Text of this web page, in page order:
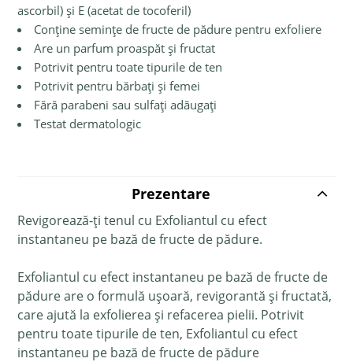
ascorbil) și E (acetat de tocoferil)
Conține semințe de fructe de pădure pentru exfoliere
Are un parfum proaspăt și fructat
Potrivit pentru toate tipurile de ten
Potrivit pentru bărbați și femei
Fără parabeni sau sulfați adăugați
Testat dermatologic
Prezentare
Revigorează-ți tenul cu Exfoliantul cu efect
instantaneu pe bază de fructe de pădure.
Exfoliantul cu efect instantaneu pe bază de fructe de
pădure are o formulă ușoară, revigorantă și fructată,
care ajută la exfolierea și refacerea pielii. Potrivit
pentru toate tipurile de ten, Exfoliantul cu efect
instantaneu pe bază de fructe de pădure